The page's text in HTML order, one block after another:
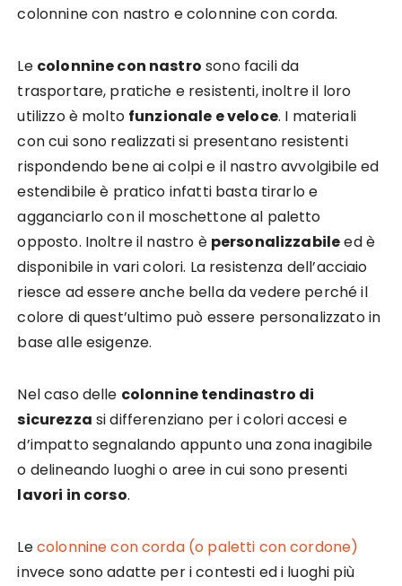
colonnine con nastro e colonnine con corda.
Le colonnine con nastro sono facili da
trasportare, pratiche e resistenti, inoltre il loro
utilizzo è molto funzionale e veloce. I materiali
con cui sono realizzati si presentano resistenti
rispondendo bene ai colpi e il nastro avvolgibile ed
estendibile è pratico infatti basta tirarlo e
agganciarlo con il moschettone al paletto
opposto. Inoltre il nastro è personalizzabileed è
disponibile in vari colori. La resistenza dell’acciaio
riesce ad essere anche bella da vedere perché il
colore di quest’ultimo può essere personalizzato in
base alle esigenze.
Nel caso delle colonnine tendinastro di
sicurezza si differenziano per i colori accesi e
d’impatto segnalando appunto una zona inagibile
o delineando luoghi o aree in cui sono presenti
lavori in corso.
Lecolonnine con corda (o paletti con cordone)
invece sono adatte per i contesti ed i luoghi più